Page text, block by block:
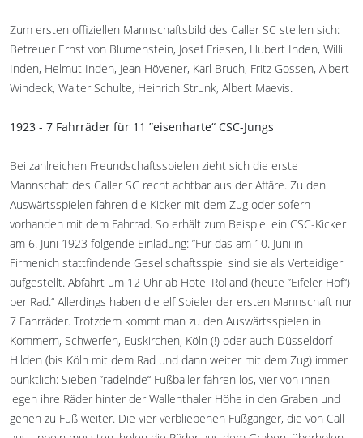
Zum ersten offiziellen Mannschaftsbild des Caller SC stellen sich:
Betreuer Ernst von Blumenstein, Josef Friesen, Hubert Inden, Willi
Inden, Helmut Inden, Jean Hövener, Karl Bruch, Fritz Gossen, Albert
Windeck, Walter Schulte, Heinrich Strunk, Albert Maevis.
1923 - 7 Fahrräder für 11 ”eisenharte“ CSC-Jungs
Bei zahlreichen Freundschaftsspielen zieht sich die erste
Mannschaft des Caller SC recht achtbar aus der Affäre. Zu den
Auswärtsspielen fahren die Kicker mit dem Zug oder sofern
vorhanden mit dem Fahrrad. So erhält zum Beispiel ein CSC-Kicker
am 6. Juni 1923 folgende Einladung: ”Für das am 10. Juni in
Firmenich stattfindende Gesellschaftsspiel sind sie als Verteidiger
aufgestellt. Abfahrt um 12 Uhr ab Hotel Rolland (heute ”Eifeler Hof“)
per Rad.“ Allerdings haben die elf Spieler der ersten Mannschaft nur
7 Fahrräder. Trotzdem kommt man zu den Auswärtsspielen in
Kommern, Schwerfen, Euskirchen, Köln (!) oder auch Düsseldorf-
Hilden (bis Köln mit dem Rad und dann weiter mit dem Zug) immer
pünktlich: Sieben ”radelnde“ Fußballer fahren los, vier von ihnen
legen ihre Räder hinter der Wallenthaler Höhe in den Graben und
gehen zu Fuß weiter. Die vier verbliebenen Fußgänger, die von Call